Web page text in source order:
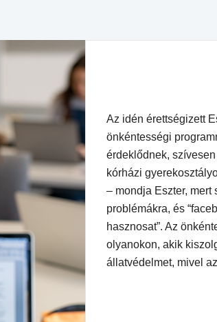
Az idén érettségizett
önkéntességi
érdeklődnek,
kórházi
– mondja Eszter, mert
problémákra, és
hasznosat”. Az
olyanokon, akik
állatvédelmet, mivel